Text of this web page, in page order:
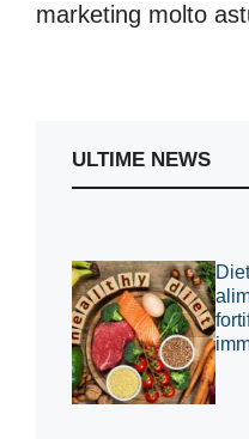
marketing molto
ULTIME NEWS